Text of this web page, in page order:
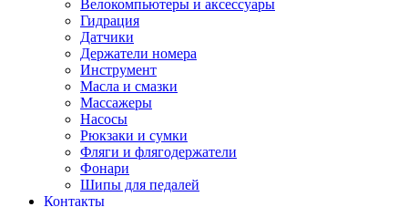
Велокомпьютеры и аксессуары
Гидрация
Датчики
Держатели номера
Инструмент
Масла и смазки
Массажеры
Насосы
Рюкзаки и сумки
Фляги и флягодержатели
Фонари
Шипы для педалей
Контакты